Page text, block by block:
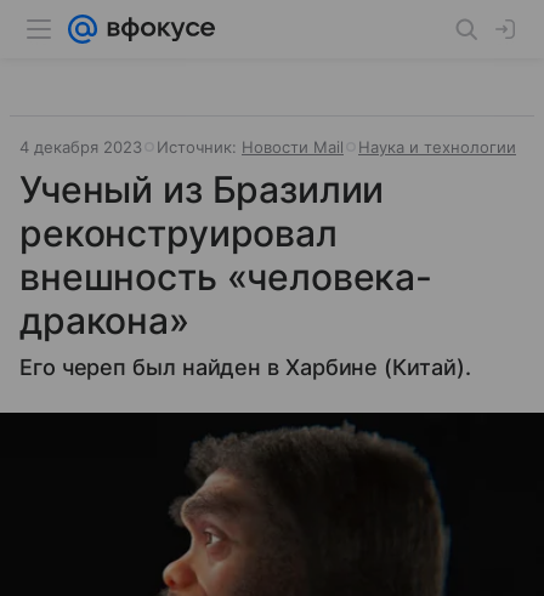
4 декабря 2023 Источник: Новости Mail Наука и технологии
Ученый из Бразилии
реконструировал
внешность «человека-
дракона»
Его череп был найден в Харбине (Китай).